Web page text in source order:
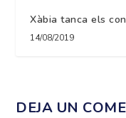
Xàbia tanca els
14/08/2019
DEJA UN